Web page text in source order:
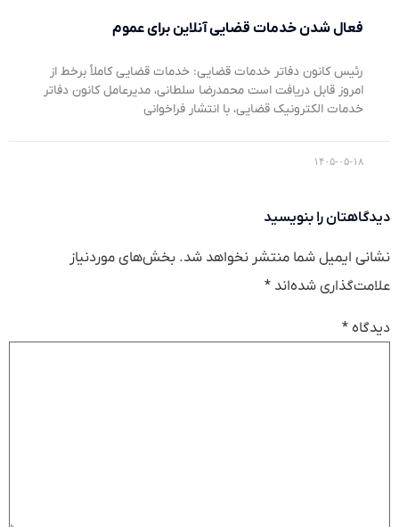
فعال شدن خدمات قضایی آنلاین برای عموم
رئیس کانون دفاتر خدمات قضایی: خدمات قضایی کاملاً برخط از
امروز قابل دریافت است محمدرضا سلطانی، مدیرعامل کانون دفاتر
خدمات الکترونیک قضایی، با انتشار فراخوانی
۱۴۰۵-۰۵-۱۸
دیدگاهتان را بنویسید
نشانی ایمیل شما منتشر نخواهد شد. بخش‌های موردنیاز
علامت‌گذاری شده‌اند *
دیدگاه *